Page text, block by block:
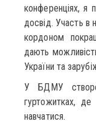
конференціях, я
досвід. Участь в
кордоном
дають
України та
У БДМУ
гуртожитках,
навчатися.